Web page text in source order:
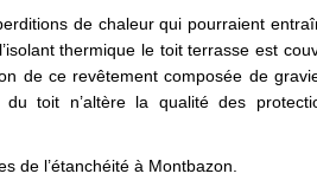
de chaleur qui pourraient
thermique le toit terrasse est
de ce revêtement composée de
toit n’altère la qualité des
de l’étanchéité à Montbazon.